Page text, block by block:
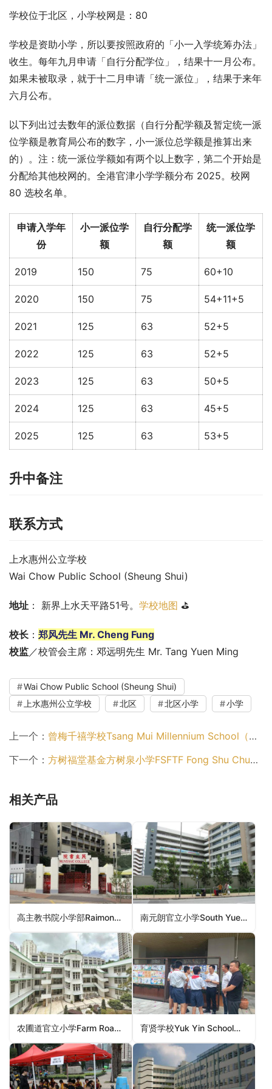
学校位于北区，小学校网是：80
学校是资助小学，所以要按照政府的「小一入学统筹办法」
收生。每年九月申请「自行分配学位」，结果十一月公布。
如果未被取录，就于十二月申请「统一派位」，结果于来年
六月公布。
以下列出过去数年的派位数据（自行分配学额及暂定统一派
位学额是教育局公布的数字，小一派位总学额是推算出来
的）。注：统一派位学额如有两个以上数字，第二个开始是
分配给其他校网的。全港官津小学学额分布 2025。校网
80 选校名单。
申请入学年
份
小一派位学
额
自行分配学
额
统一派位学
额
2019 150 75 60+10
2020 150 75 54+11+5
2021 125 63 52+5
2022 125 63 52+5
2023 125 63 50+5
2024 125 63 45+5
2025 125 63 53+5
升中备注
联系方式
上水惠州公立学校
Wai Chow Public School (Sheung Shui)
地址 ： 新界上水天平路51号。 学校地图 ⛳
校长 ： 郑风先生 Mr. Cheng Fung
校监／校管会主席：邓远明先生 Mr. Tang Yuen Ming
Wai Chow Public School (Sheung Shui)
上水惠州公立学校
北区 北区小学 小学
上一个： 曾梅千禧学校Tsang Mui Millennium School（北区小学）
下一个： 方树福堂基金方树泉小学FSFTF Fong Shu Chuen Primary School（北区小学）
相关产品
高主教书院小学部Raimondi College Primary Section（湾仔区小学） 南元朗官立小学South Yuen Long Government Primary School（元朗区小学）
农圃道官立小学Farm Road Government Primary School（九龙城区小学） 育贤学校Yuk Yin School（北区小学）